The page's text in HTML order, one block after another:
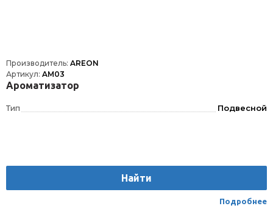
Производитель: AREON
Артикул: AM03
Ароматизатор
Тип Подвесной
Найти
Подробнее